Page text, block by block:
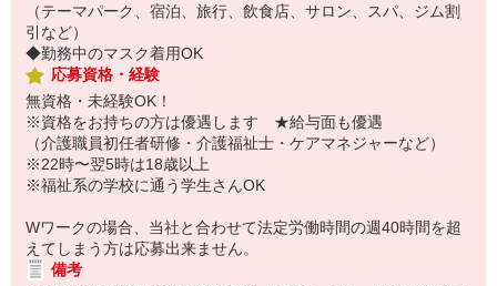
（テーマパーク、宿泊、旅行、飲食店、サロン、スパ、ジム割
引など）
◆勤務中のマスク着用OK
応募資格・経験
無資格・未経験OK！
※資格をお持ちの方は優遇します ★給与面も優遇
（介護職員初任者研修・介護福祉士・ケアマネジャーなど）
※22時〜翌5時は18歳以上
※福祉系の学校に通う学生さんOK
Wワークの場合、当社と合わせて法定労働時間の週40時間を超
えてしまう方は応募出来ません。
備考